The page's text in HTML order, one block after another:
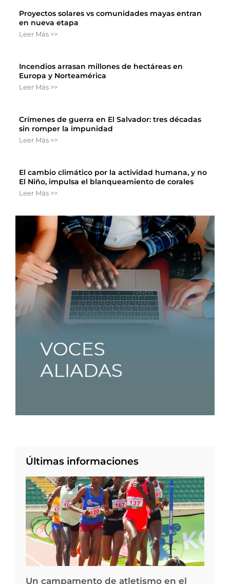
Proyectos solares vs comunidades mayas entran
en nueva etapa
Leer Más >>
Incendios arrasan millones de hectáreas en
Europa y Norteamérica
Leer Más >>
Crímenes de guerra en El Salvador: tres décadas
sin romper la impunidad
Leer Más >>
El cambio climático por la actividad humana, y no
El Niño, impulsa el blanqueamiento de corales
Leer Más >>
Últimas informaciones
Un campamento de atletismo en el